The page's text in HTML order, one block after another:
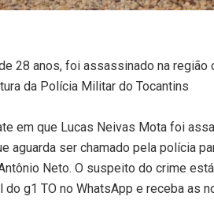
28 anos, foi assassinado na
da Polícia Militar do Tocantins
em que Lucas Neivas Mota foi
aguarda ser chamado pela polícia
Neto. O suspeito do crime
do g1 TO no WhatsApp e receba as